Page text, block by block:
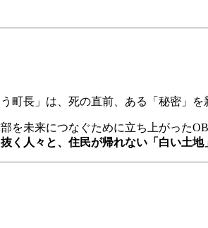
町長」は、死の直前、ある「秘密」
を未来につなぐために立ち上がった
く人々と、住民が帰れない「白い土地